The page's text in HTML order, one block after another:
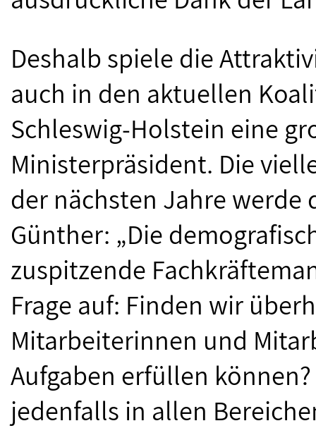
Deshalb spiele die
auch in den aktuellen
Schleswig-Holstein eine
Ministerpräsident. Die
der nächsten Jahre werde
Günther: „Die
zuspitzende
Frage auf: Finden wir
Mitarbeiterinnen und
Aufgaben erfüllen
jedenfalls in allen